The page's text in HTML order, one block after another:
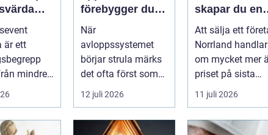
starkare
är ett
mindre
tr...
förebygger du
stopp och
vattenskador i
fastigheten
När
avloppssystemet
börjar strula märks
det ofta först som
små
irritationsmoment:
långsam avrinning
12 juli 2026
skapar du en
trygg och
lönsam affär
Att sälja ett
Norrland handlar
om mycket mer
priset på sista
raden. För många
entrepren...
11 juli 2026